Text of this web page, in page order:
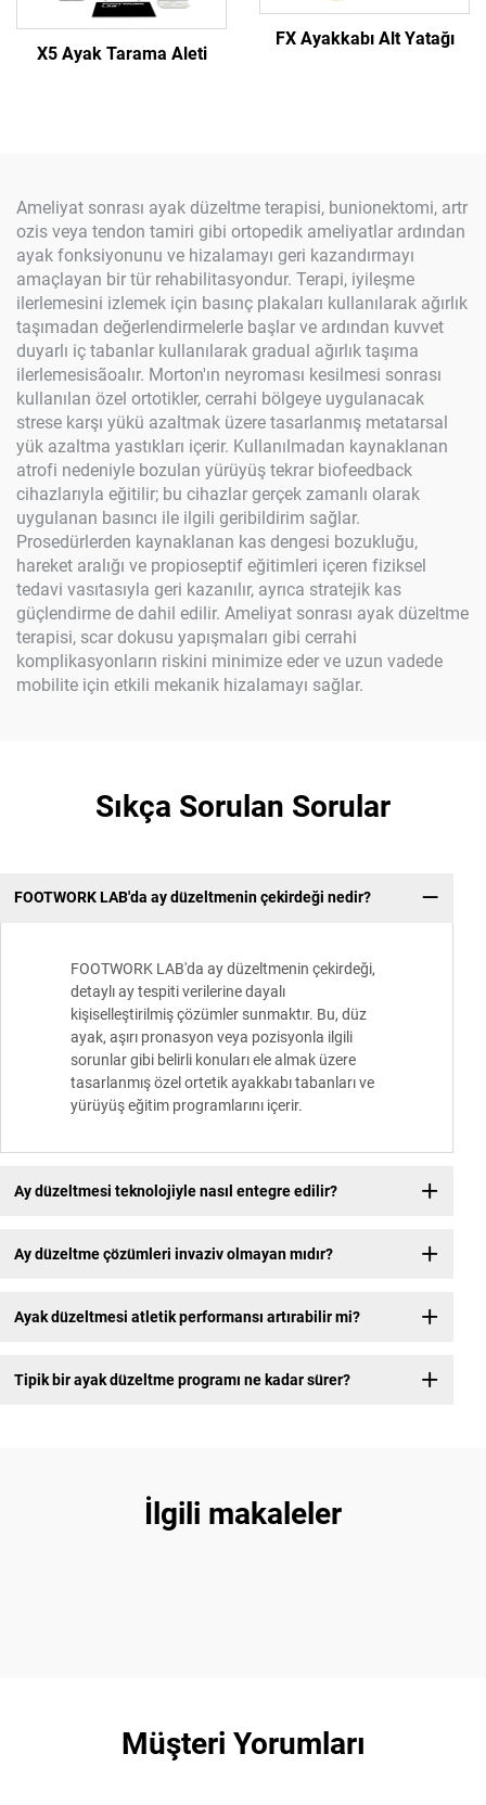
X5 Ayak Tarama Aleti
FX Ayakkabı Alt Yatağı
Ameliyat sonrası ayak düzeltme terapisi, bunionektomi, artr
ozis veya tendon tamiri gibi ortopedik ameliyatlar ardından
ayak fonksiyonunu ve hizalamayı geri kazandırmayı
amaçlayan bir tür rehabilitasyondur. Terapi, iyileşme
ilerlemesini izlemek için basınç plakaları kullanılarak ağırlık
taşımadan değerlendirmelerle başlar ve ardından kuvvet
duyarlı iç tabanlar kullanılarak gradual ağırlık taşıma
ilerlemesisãoalır. Morton'ın neyroması kesilmesi sonrası
kullanılan özel ortotikler, cerrahi bölgeye uygulanacak
strese karşı yükü azaltmak üzere tasarlanmış metatarsal
yük azaltma yastıkları içerir. Kullanılmadan kaynaklanan
atrofi nedeniyle bozulan yürüyüş tekrar biofeedback
cihazlarıyla eğitilir; bu cihazlar gerçek zamanlı olarak
uygulanan basıncı ile ilgili geribildirim sağlar.
Prosedürlerden kaynaklanan kas dengesi bozukluğu,
hareket aralığı ve propioseptif eğitimleri içeren fiziksel
tedavi vasıtasıyla geri kazanılır, ayrıca stratejik kas
güçlendirme de dahil edilir. Ameliyat sonrası ayak düzeltme
terapisi, scar dokusu yapışmaları gibi cerrahi
komplikasyonların riskini minimize eder ve uzun vadede
mobilite için etkili mekanik hizalamayı sağlar.
Sıkça Sorulan Sorular
FOOTWORK LAB'da ay düzeltmenin çekirdeği nedir?
FOOTWORK LAB'da ay düzeltmenin çekirdeği,
detaylı ay tespiti verilerine dayalı
kişiselleştirilmiş çözümler sunmaktır. Bu, düz
ayak, aşırı pronasyon veya pozisyonla ilgili
sorunlar gibi belirli konuları ele almak üzere
tasarlanmış özel ortetik ayakkabı tabanları ve
yürüyüş eğitim programlarını içerir.
Ay düzeltmesi teknolojiyle nasıl entegre edilir?
Ay düzeltme çözümleri invaziv olmayan mıdır?
Ayak düzeltmesi atletik performansı artırabilir mi?
Tipik bir ayak düzeltme programı ne kadar sürer?
İlgili makaleler
Müşteri Yorumları